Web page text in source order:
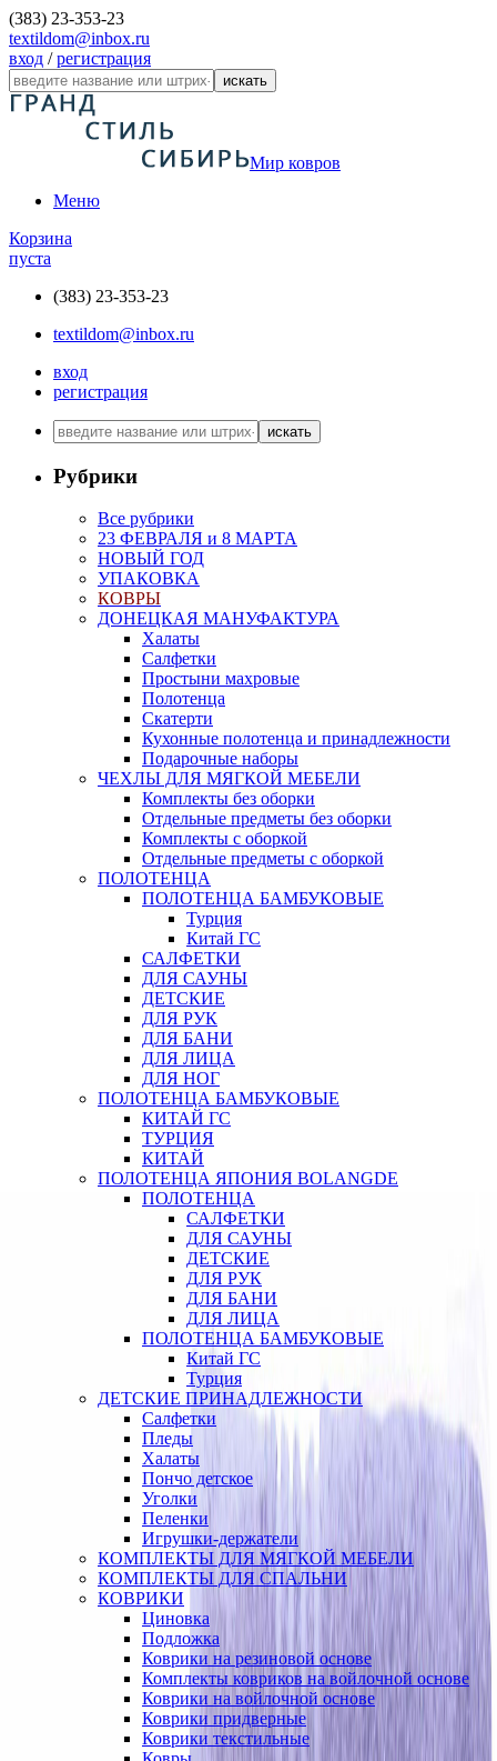
(383) 23-353-23
textildom@inbox.ru
вход /регистрация
искать
Мир ковров
Меню
Корзина
пуста
(383) 23-353-23
textildom@inbox.ru
вход
регистрация
искать
Рубрики
Все рубрики
23 ФЕВРАЛЯ и 8 МАРТА
НОВЫЙ ГОД
УПАКОВКА
КОВРЫ
ДОНЕЦКАЯ МАНУФАКТУРА
Халаты
Салфетки
Простыни махровые
Полотенца
Скатерти
Кухонные полотенца и принадлежности
Подарочные наборы
ЧЕХЛЫ ДЛЯ МЯГКОЙ МЕБЕЛИ
Комплекты без оборки
Отдельные предметы без оборки
Комплекты с оборкой
Отдельные предметы с оборкой
ПОЛОТЕНЦА
ПОЛОТЕНЦА БАМБУКОВЫЕ
Турция
Китай ГС
САЛФЕТКИ
ДЛЯ САУНЫ
ДЕТСКИЕ
ДЛЯ РУК
ДЛЯ БАНИ
ДЛЯ ЛИЦА
ДЛЯ НОГ
ПОЛОТЕНЦА БАМБУКОВЫЕ
КИТАЙ ГС
ТУРЦИЯ
КИТАЙ
ПОЛОТЕНЦА ЯПОНИЯ BOLANGDE
ПОЛОТЕНЦА
САЛФЕТКИ
ДЛЯ САУНЫ
ДЕТСКИЕ
ДЛЯ РУК
ДЛЯ БАНИ
ДЛЯ ЛИЦА
ПОЛОТЕНЦА БАМБУКОВЫЕ
Китай ГС
Турция
ДЕТСКИЕ ПРИНАДЛЕЖНОСТИ
Салфетки
Пледы
Халаты
Пончо детское
Уголки
Пеленки
Игрушки-держатели
КОМПЛЕКТЫ ДЛЯ МЯГКОЙ МЕБЕЛИ
КОМПЛЕКТЫ ДЛЯ СПАЛЬНИ
КОВРИКИ
Циновка
Подложка
Коврики на резиновой основе
Комплекты ковриков на войлочной основе
Коврики на войлочной основе
Коврики придверные
Коврики текстильные